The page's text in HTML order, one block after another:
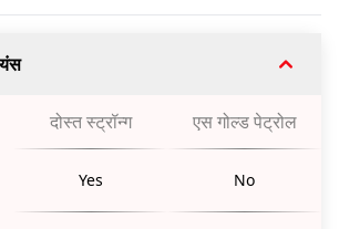
दोस्त स्ट्रॉन्ग एस गोल्ड पेट्रोल
Yes No